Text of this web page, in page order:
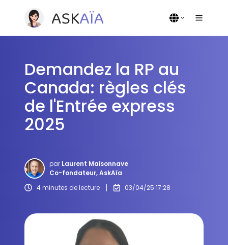
Demandez la RP au
Canada: règles clés
de l'Entrée express
2025
par Laurent Maisonnave
Co-fondateur, AskAïa
4 minutes de lecture
03/04/25 17:28